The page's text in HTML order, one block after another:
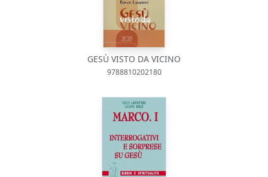
GESÙ VISTO DA VICINO
9788810202180